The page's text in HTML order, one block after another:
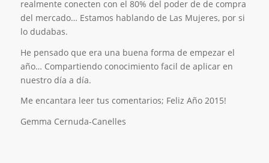
realmente conecten con el 80% del poder de de compra
del mercado… Estamos hablando de Las Mujeres, por si
lo dudabas.
He pensado que era una buena forma de empezar el
año… Compartiendo conocimiento facil de aplicar en
nuestro día a día.
Me encantara leer tus comentarios; Feliz Año 2015!
Gemma Cernuda-Canelles